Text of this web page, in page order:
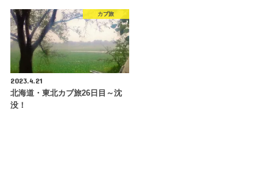
カブ旅
2023.4.21
北海道・東北カブ旅26日目～沈
没！